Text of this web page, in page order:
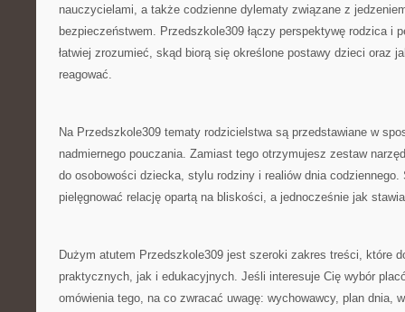
nauczycielami, a także codzienne dylematy związane z
bezpieczeństwem. Przedszkole309 łączy perspektywę rodzica i
łatwiej zrozumieć, skąd biorą się określone postawy dzieci oraz
reagować.
Na Przedszkole309 tematy rodzicielstwa są przedstawiane w
nadmiernego pouczania. Zamiast tego otrzymujesz zestaw
do osobowości dziecka, stylu rodziny i realiów dnia
pielęgnować relację opartą na bliskości, a jednocześnie jak
Dużym atutem Przedszkole309 jest szeroki zakres treści, które
praktycznych, jak i edukacyjnych. Jeśli interesuje Cię wybór
omówienia tego, na co zwracać uwagę: wychowawcy, plan dnia,